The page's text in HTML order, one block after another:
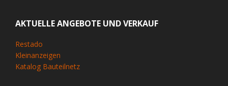
AKTUELLE ANGEBOTE UND VERKAUF
Restado
Kleinanzeigen
Katalog Bauteilnetz